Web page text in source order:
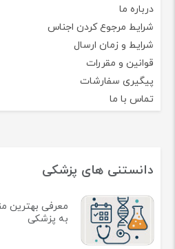
درباره ما
شرایط مرجوع کردن اجناس
شرایط و زمان ارسال
قوانین و مقررات
پیگیری سفارشات
تماس با ما
دانستنی های پزشکی
معرفی بهترین
به پزشکی